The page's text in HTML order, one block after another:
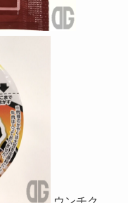
ウンチク